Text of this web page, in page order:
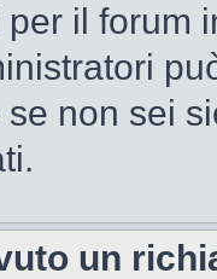
il forum
se non sei
un